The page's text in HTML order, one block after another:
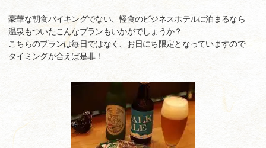
豪華な朝食バイキングでない、軽食のビジネスホテルに泊まるなら
温泉もついたこんなプランもいかがでしょうか？
こちらのプランは毎日ではなく、お日にち限定となっていますので
タイミングが合えば是非！